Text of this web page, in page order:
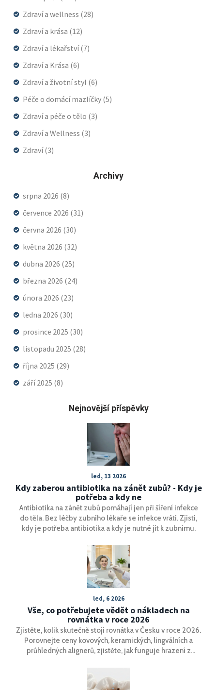
Zdraví a wellness (28)
Zdraví a krása (12)
Zdraví a lékařství(7)
Zdraví a Krása (6)
Zdraví a životní styl (6)
Péče o domácí mazlíčky (5)
Zdraví a péče o tělo (3)
Zdraví a Wellness (3)
Zdraví(3)
Archivy
srpna 2026 (8)
července 2026 (31)
června 2026 (30)
května 2026 (32)
dubna 2026 (25)
března 2026 (24)
února 2026 (23)
ledna 2026 (30)
prosince 2025 (30)
listopadu 2025 (28)
října 2025 (29)
září 2025 (8)
Nejnovější příspěvky
led, 13 2026
Kdy zaberou antibiotika na zánět zubů? - Kdy je
potřeba a kdy ne
Antibiotika na zánět zubů pomáhají jen při šíření infekce
do těla. Bez léčby zubního lékaře se infekce vrátí. Zjisti,
kdy je potřeba antibiotika a kdy je nutné jít k zubnímu.
led, 6 2026
Vše, co potřebujete vědět o nákladech na
rovnátka v roce 2026
Zjistěte, kolik skutečně stojí rovnátka v Česku v roce 2026.
Porovnejte ceny kovových, keramických, lingválních a
průhledných alignerů, zjistěte, jak funguje hrazení z